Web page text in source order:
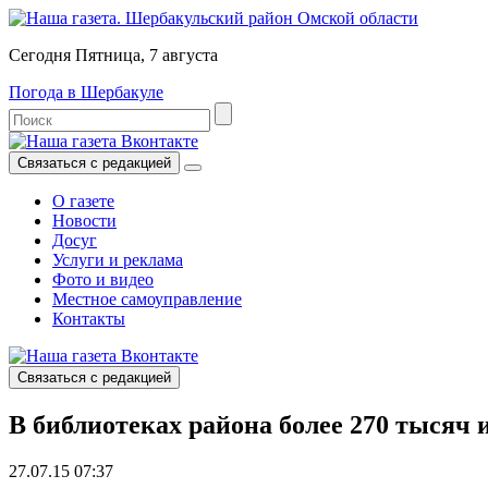
Сегодня Пятница, 7 августа
Погода в Шербакуле
Связаться с редакцией
О газете
Новости
Досуг
Услуги и реклама
Фото и видео
Местное самоуправление
Контакты
Связаться с редакцией
В библиотеках района более 270 тысяч
27.07.15 07:37